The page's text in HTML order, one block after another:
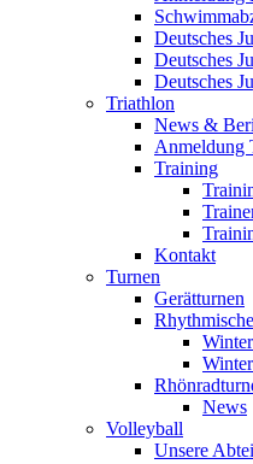
Deutsches
Deutsches
Deutsches
Triathlon
News &
Anmeldung
Training
Kontakt
Turnen
Gerätturnen
News
Volleyball
Unsere